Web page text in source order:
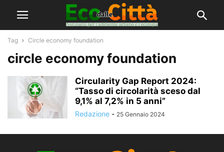
Tag Circle economy foundation
circle economy foundation
Circularity Gap Report 2024:
“Tasso di circolarità sceso dal
9,1% al 7,2% in 5 anni”
Redazione - 25 Gennaio 2024